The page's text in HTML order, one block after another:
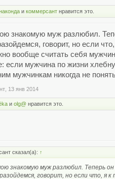
икоммерсант нравится это.
знакомую муж разлюбил.
говорит, но если
вообще считать себя
если мужчина по жизни
мужчинкам никогда не
13 янв 2014
иolg@ нравится это.
сказал(а): ↑
знакомую муж разлюбил. Теперь
говорит, но если что, я